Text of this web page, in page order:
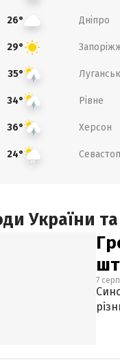
26° Дніпро
29°
35° Луганськ
34° Рівне
36° Херсон
24°
України та
7